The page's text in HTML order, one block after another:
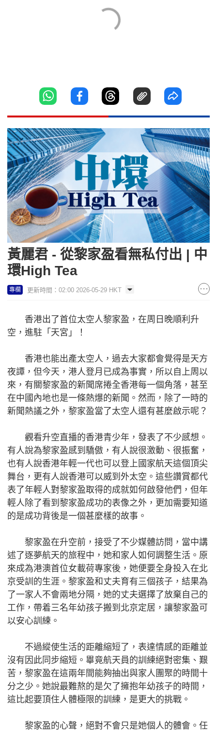
黃麗君 - 從黎家盈看無私付出 | 中
環High Tea
專欄 更新時間：02:00 2026-05-29 HKT
香港出了首位太空人黎家盈，在周日晚順利升
空，進駐「天宮」！
香港也能出產太空人，過去大家都會覺得是天方
夜譚，但今天，港人登月已成為事實，所以自上周以
來，有關黎家盈的新聞席捲全香港每一個角落，甚至
在中國內地也是一條熱爆的新聞。然而，除了一時的
新聞熱議之外，黎家盈當了太空人還有甚麼啟示呢？
觀看升空直播的香港青少年，發表了不少感想。
有人說為黎家盈感到驕傲，有人說很激動、很振奮，
也有人說香港年輕一代也可以登上國家航天這個頂尖
舞台，更有人說香港可以威到外太空。這些讚賞都代
表了年輕人對黎家盈取得的成就如何啟發他們，但年
輕人除了看到黎家盈成功的表像之外，更加需要知道
的是成功背後是一個甚麼樣的故事。
黎家盈在升空前，接受了不少媒體訪問，當中講
述了逐夢航天的旅程中，她和家人如何調整生活。原
來成為港澳首位女載荷專家後，她便要全身投入在北
京受訓的生涯。黎家盈和丈夫育有三個孩子，結果為
了一家人不會兩地分隔，她的丈夫選擇了放棄自己的
工作，帶着三名年幼孩子搬到北京定居，讓黎家盈可
以安心訓練。
不過縱使生活的距離縮短了，表達情感的距離並
沒有因此同步縮短。畢竟航天員的訓練絕對密集、艱
苦，黎家盈在這兩年間能夠抽出與家人團聚的時間十
分之少。她說最難熬的是欠了擁抱年幼孩子的時間，
這比起要頂住人體極限的訓練，是更大的挑戰。
黎家盈的心聲，絕對不會只是她個人的體會。任